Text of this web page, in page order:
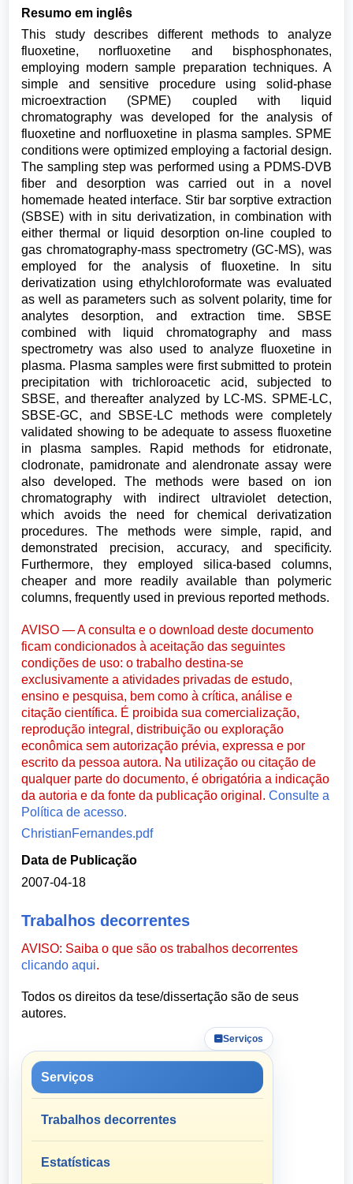
Resumo em inglês
This study describes different methods to analyze
fluoxetine, norfluoxetine and bisphosphonates,
employing modern sample preparation techniques. A
simple and sensitive procedure using solid-phase
microextraction (SPME) coupled with liquid
chromatography was developed for the analysis of
fluoxetine and norfluoxetine in plasma samples. SPME
conditions were optimized employing a factorial design.
The sampling step was performed using a PDMS-DVB
fiber and desorption was carried out in a novel
homemade heated interface. Stir bar sorptive extraction
(SBSE) with in situ derivatization, in combination with
either thermal or liquid desorption on-line coupled to
gas chromatography-mass spectrometry (GC-MS), was
employed for the analysis of fluoxetine. In situ
derivatization using ethylchloroformate was evaluated
as well as parameters such as solvent polarity, time for
analytes desorption, and extraction time. SBSE
combined with liquid chromatography and mass
spectrometry was also used to analyze fluoxetine in
plasma. Plasma samples were first submitted to protein
precipitation with trichloroacetic acid, subjected to
SBSE, and thereafter analyzed by LC-MS. SPME-LC,
SBSE-GC, and SBSE-LC methods were completely
validated showing to be adequate to assess fluoxetine
in plasma samples. Rapid methods for etidronate,
clodronate, pamidronate and alendronate assay were
also developed. The methods were based on ion
chromatography with indirect ultraviolet detection,
which avoids the need for chemical derivatization
procedures. The methods were simple, rapid, and
demonstrated precision, accuracy, and specificity.
Furthermore, they employed silica-based columns,
cheaper and more readily available than polymeric
columns, frequently used in previous reported methods.
AVISO — A consulta e o download deste documento
ficam condicionados à aceitação das seguintes
condições de uso: o trabalho destina-se
exclusivamente a atividades privadas de estudo,
ensino e pesquisa, bem como à crítica, análise e
citação científica. É proibida sua comercialização,
reprodução integral, distribuição ou exploração
econômica sem autorização prévia, expressa e por
escrito da pessoa autora. Na utilização ou citação de
qualquer parte do documento, é obrigatória a indicação
da autoria e da fonte da publicação original.Consulte a
Política de acesso.
ChristianFernandes.pdf
Data de Publicação
2007-04-18
Trabalhos decorrentes
AVISO: Saiba o que são os trabalhos decorrentes
clicando aqui.
Todos os direitos da tese/dissertação são de seus
autores.
Serviços
Serviços
Trabalhos decorrentes
Estatísticas